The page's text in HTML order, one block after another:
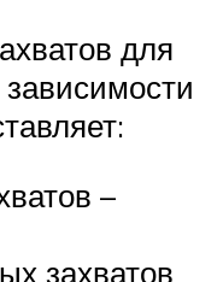
для
–
захватов